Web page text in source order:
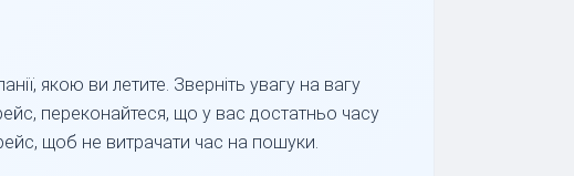
якою ви летите. Зверніть увагу на вагу
переконайтеся, що у вас достатньо часу
щоб не витрачати час на пошуки.